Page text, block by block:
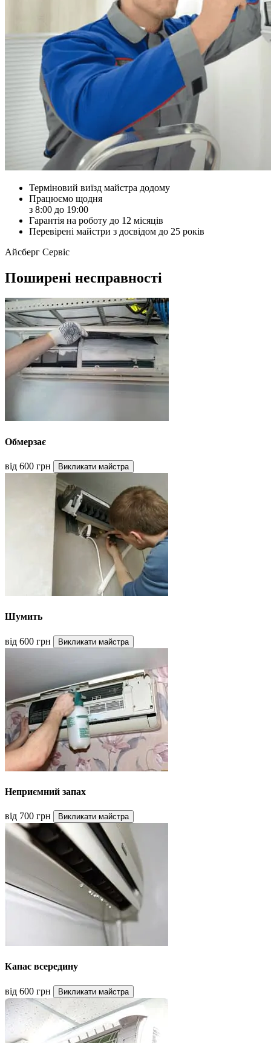
Терміновий виїзд майстра додому
Працюємо щодня
з 8:00 до 19:00
Гарантія на роботу до 12 місяців
Перевірені майстри з досвідом до 25 років
Айсберг Сервіс
Поширені несправності
Обмерзає
від 600 грн Викликати майстра
Шумить
від 600 грн Викликати майстра
Неприємний запах
від 700 грн Викликати майстра
Капає всередину
від 600 грн Викликати майстра